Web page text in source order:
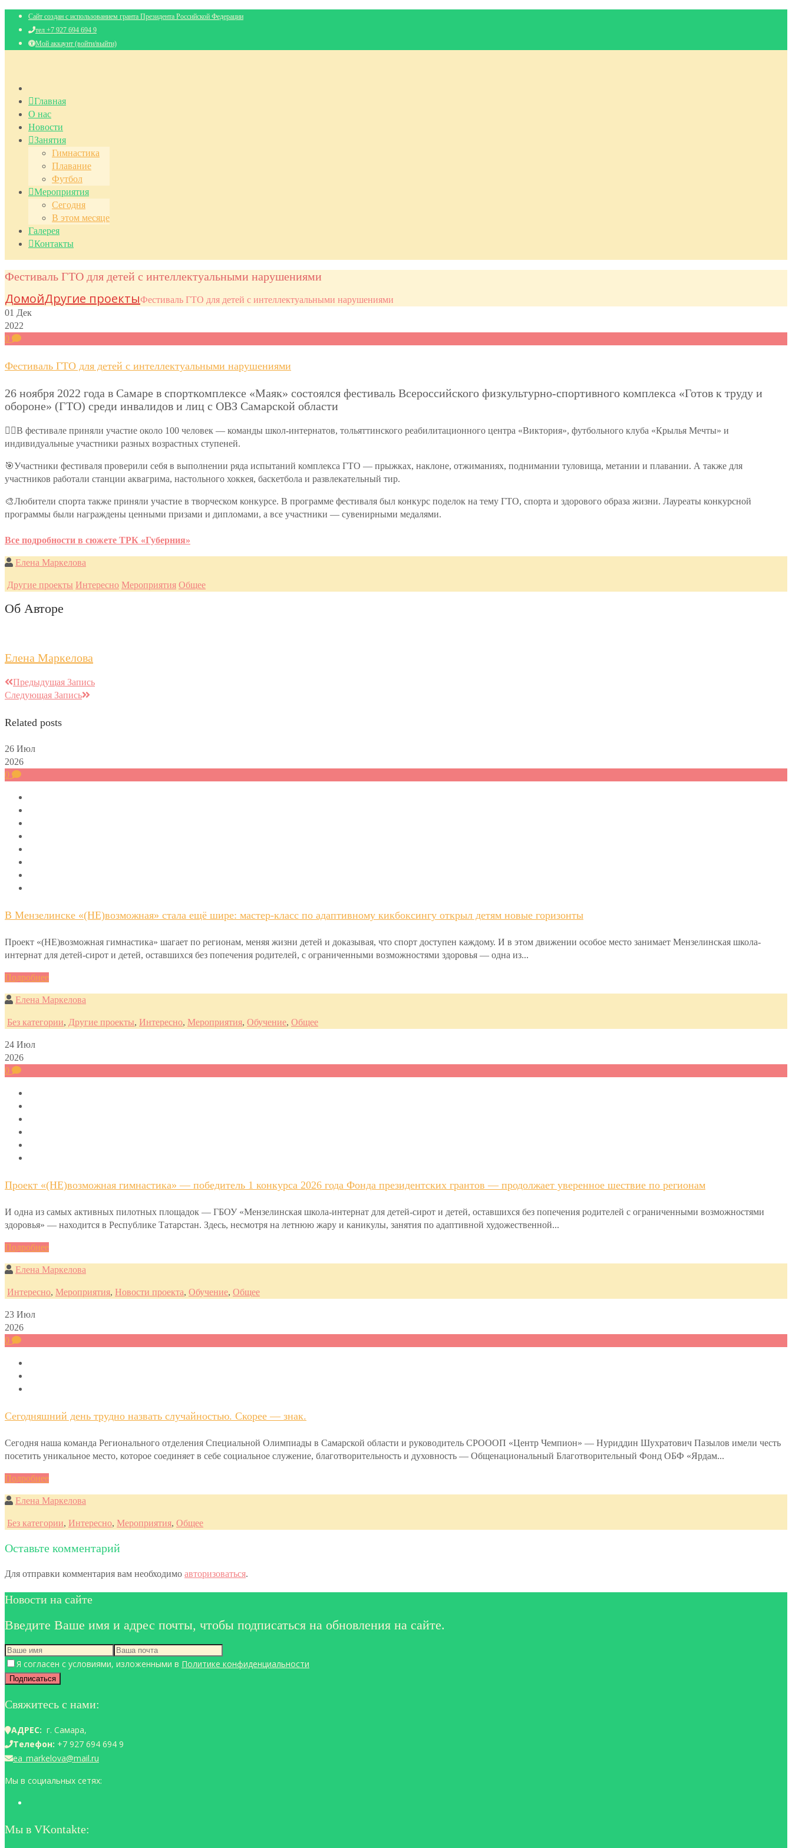
Сайт создан с использованием гранта Президента Российской Федерации
тел +7 927 694 694 9
Мой аккаунт (войти/выйти)
Главная
О нас
Новости
Занятия
Гимнастика
Плавание
Футбол
Мероприятия
Сегодня
В этом месяце
Галерея
Контакты
Фестиваль ГТО для детей с интеллектуальными нарушениями
ДомойДругие проектыФестиваль ГТО для детей с интеллектуальными нарушениями
01 Дек
2022
0
Фестиваль ГТО для детей с интеллектуальными нарушениями
26 ноября 2022 года в Самаре в спорткомплексе «Маяк» состоялся фестиваль Всероссийского физкультурно-спортивного комплекса «Готов к труду и
обороне» (ГТО) среди инвалидов и лиц с ОВЗ Самарской области
🏃‍♂️В фестивале приняли участие около 100 человек — команды школ-интернатов, тольяттинского реабилитационного центра «Виктория», футбольного клуба «Крылья Мечты» и
индивидуальные участники разных возрастных ступеней.
🎯Участники фестиваля проверили себя в выполнении ряда испытаний комплекса ГТО — прыжках, наклоне, отжиманиях, поднимании туловища, метании и плавании. А также для
участников работали станции аквагрима, настольного хоккея, баскетбола и развлекательный тир.
🎨Любители спорта также приняли участие в творческом конкурсе. В программе фестиваля был конкурс поделок на тему ГТО, спорта и здорового образа жизни. Лауреаты конкурсной
программы были награждены ценными призами и дипломами, а все участники — сувенирными медалями.
Все подробности в сюжете ТРК «Губерния»
Елена Маркелова
Другие проекты Интересно Мероприятия Общее
Об Авторе
Елена Маркелова
Предыдущая Запись
Следующая Запись
Related posts
26 Июл
2026
0
В Мензелинске «(НЕ)возможная» стала ещё шире: мастер-класс по адаптивному кикбоксингу открыл детям новые горизонты
Проект «(НЕ)возможная гимнастика» шагает по регионам, меняя жизни детей и доказывая, что спорт доступен каждому. И в этом движении особое место занимает Мензелинская школа-
интернат для детей-сирот и детей, оставшихся без попечения родителей, с ограниченными возможностями здоровья — одна из...
Подробнее
Елена Маркелова
Без категории, Другие проекты, Интересно, Мероприятия, Обучение, Общее
24 Июл
2026
0
Проект «(НЕ)возможная гимнастика» — победитель 1 конкурса 2026 года Фонда президентских грантов — продолжает уверенное шествие по регионам
И одна из самых активных пилотных площадок — ГБОУ «Мензелинская школа-интернат для детей-сирот и детей, оставшихся без попечения родителей с ограниченными возможностями
здоровья» — находится в Республике Татарстан. Здесь, несмотря на летнюю жару и каникулы, занятия по адаптивной художественной...
Подробнее
Елена Маркелова
Интересно, Мероприятия, Новости проекта, Обучение, Общее
23 Июл
2026
0
Сегодняшний день трудно назвать случайностью. Скорее — знак.
Сегодня наша команда Регионального отделения Специальной Олимпиады в Самарской области и руководитель СРОООП «Центр Чемпион» — Нуриддин Шухратович Пазылов имели честь
посетить уникальное место, которое соединяет в себе социальное служение, благотворительность и духовность — Общенациональный Благотворительный Фонд ОБФ «Ярдам...
Подробнее
Елена Маркелова
Без категории, Интересно, Мероприятия, Общее
Оставьте комментарий
Для отправки комментария вам необходимо авторизоваться.
Новости на сайте
Введите Ваше имя и адрес почты, чтобы подписаться на обновления на сайте.
Я согласен с условиями, изложенными в Политике конфиденциальности
Свяжитесь с нами:
АДРЕС: г. Самара,
Телефон: +7 927 694 694 9
ea_markelova@mail.ru
Мы в социальных сетях:
Мы в VKontakte: